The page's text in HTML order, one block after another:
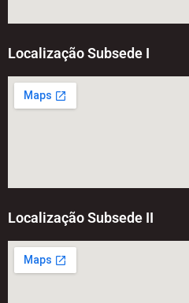
Localização Subsede I
Localização Subsede II